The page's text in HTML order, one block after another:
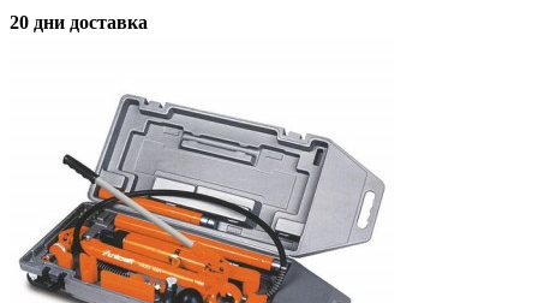
20 дни доставка